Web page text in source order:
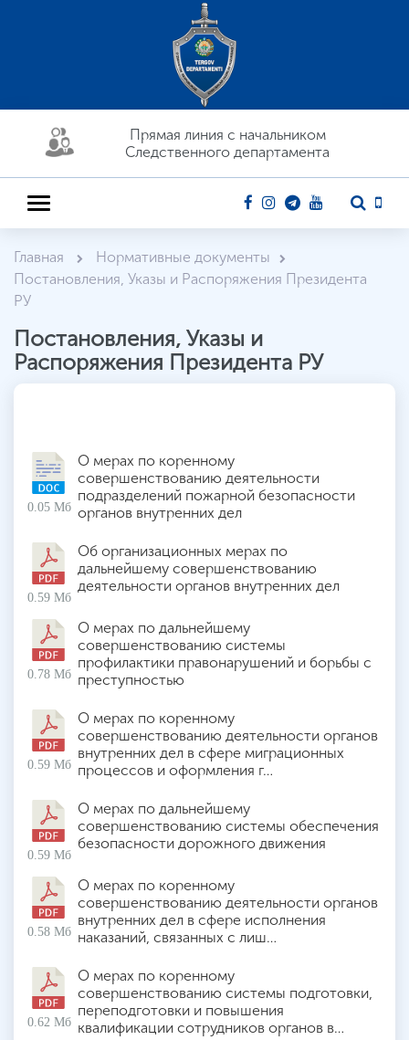
Прямая линия c начальником
Следственного департамента
Главная
Нормативные документы
Постановления, Указы и Распоряжения Президента
РУ
Постановления, Указы и
Распоряжения Президента РУ
0.05 Мб
О мерах по коренному
совершенствованию деятельности
подразделений пожарной безопасности
органов внутренних дел
0.59 Мб
Об организационных мерах по
дальнейшему совершенствованию
деятельности органов внутренних дел
0.78 Мб
О мерах по дальнейшему
совершенствованию системы
профилактики правонарушений и борьбы с
преступностью
0.59 Мб
О мерах по коренному
совершенствованию деятельности органов
внутренних дел в сфере миграционных
процессов и оформления г…
0.59 Мб
О мерах по дальнейшему
совершенствованию системы обеспечения
безопасности дорожного движения
0.58 Мб
О мерах по коренному
совершенствованию деятельности органов
внутренних дел в сфере исполнения
наказаний, связанных с лиш…
0.62 Мб
О мерах по коренному
совершенствованию системы подготовки,
переподготовки и повышения
квалификации сотрудников органов в…